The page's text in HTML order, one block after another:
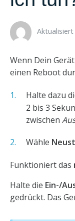
Wenn Dein
einen Reboot
Halte dazu
2 bis 3
zwischen
Wähle
Funktioniert das
Halte die Ein-/
gedrückt. Das